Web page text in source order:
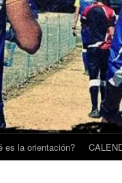
es la orientación?